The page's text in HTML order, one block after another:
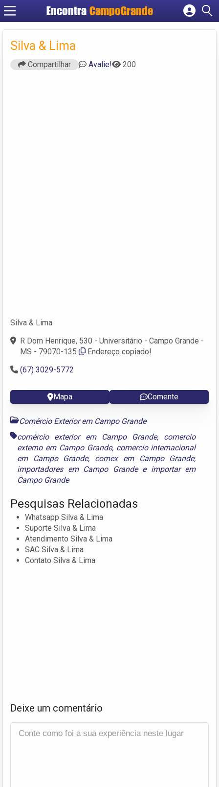
Encontra CampoGrande
Cadastrar empresa
Silva & Lima
Compartilhar Avalie! 200
Silva & Lima
R Dom Henrique, 530 - Universitário - Campo Grande -
MS - 79070-135
Endereço copiado!
(67) 3029-5772
Mapa Comente
Comércio Exterior em Campo Grande
comércio exterior em Campo Grande, comercio
externo em Campo Grande, comercio internacional
em Campo Grande, comex em Campo Grande,
importadores em Campo Grandee importar em
Campo Grande
Pesquisas Relacionadas
Whatsapp Silva & Lima
Suporte Silva & Lima
Atendimento Silva & Lima
SAC Silva & Lima
Contato Silva & Lima
Deixe um comentário